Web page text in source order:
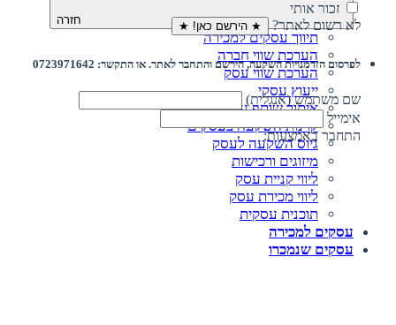
זכור אותי
לא רשום לאתר? ★ הירשם כאן! ★
לפרסום הזדמנויות השקעה, הירשם והתחבר לאתר. או התקשר: 0723971642
שם משתמש (אנגלית)
אימייל
התחבר באמצעות:
חזרה
תיווך עסקים למכירה
הערכת שווי חברה
הערכת שווי עסק
ייעוץ עסקי
איתור שותף עסקי
קרנות השקעה בעסקים
גיוס השקעה לעסק‎‎
מיזוגים ורכישות
ליווי קניית עסק
ליווי מכירת עסק
תוכנית עסקית
עסקים למכירה
עסקים שנמכרו